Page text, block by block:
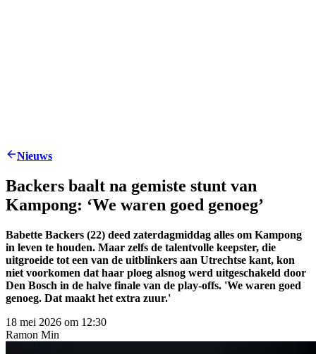
Nieuws
Backers baalt na gemiste stunt van
Kampong: ‘We waren goed genoeg’
Babette Backers (22) deed zaterdagmiddag alles om Kampong
in leven te houden. Maar zelfs de talentvolle keepster, die
uitgroeide tot een van de uitblinkers aan Utrechtse kant, kon
niet voorkomen dat haar ploeg alsnog werd uitgeschakeld door
Den Bosch in de halve finale van de play-offs. 'We waren goed
genoeg. Dat maakt het extra zuur.'
18 mei 2026 om 12:30
Ramon Min